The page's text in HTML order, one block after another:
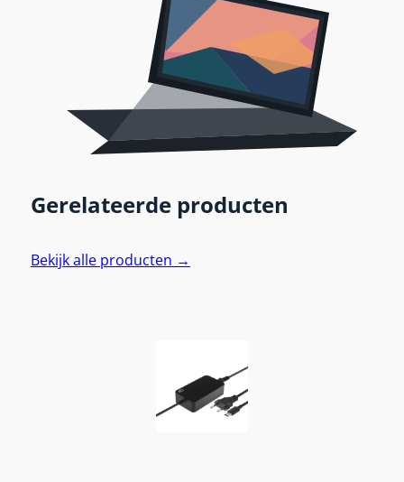
Gerelateerde producten
Bekijk alle producten →